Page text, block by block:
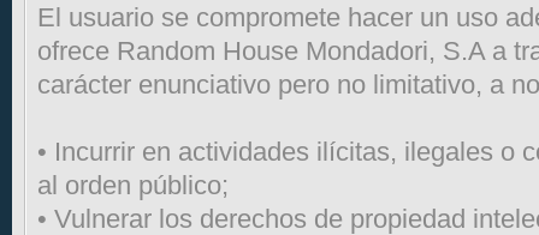
El usuario se compromete hacer un uso
ofrece Random House Mondadori, S.A a
carácter enunciativo pero no limitativo, a
• Incurrir en actividades ilícitas, ilegales o
al orden público;
• Vulnerar los derechos de propiedad